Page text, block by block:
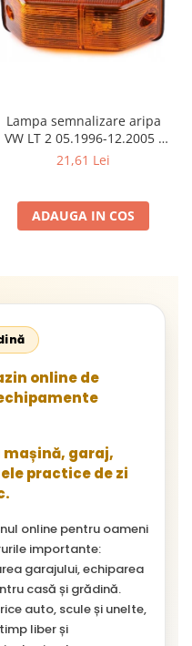
Lampa semnalizare aripa
VW LT 2 05.1996-12.2005 ;
Mercedes Sprinter 1995-
Neoplan Euroliner,
Starliner,Centroliner,
21,61 Lei
ADAUGA IN COS
online de
mașină, garaj,
practice de zi
online pentru oameni
importante:
garajului, echiparea
casă și grădină.
auto, scule și unelte,
liber și